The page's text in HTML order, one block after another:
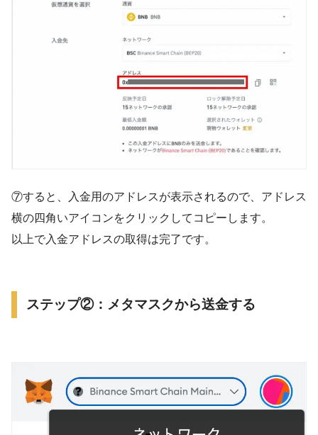
⑦すると、入金用のアドレスが表示されるので、アドレス
横の四角いアイコンをクリックしてコピーします。
以上で入金アドレスの取得は完了です。
ステップ②：メタマスクから送金する